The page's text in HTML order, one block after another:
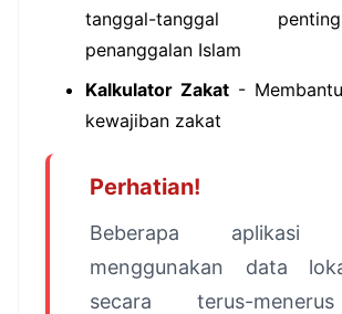
tanggal-tanggal
penanggalan Islam
Kalkulator Zakat -
kewajiban zakat
Perhatian!
Beberapa aplikasi
menggunakan data
secara terus-